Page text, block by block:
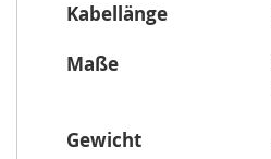
Kabellänge
Maße
Gewicht